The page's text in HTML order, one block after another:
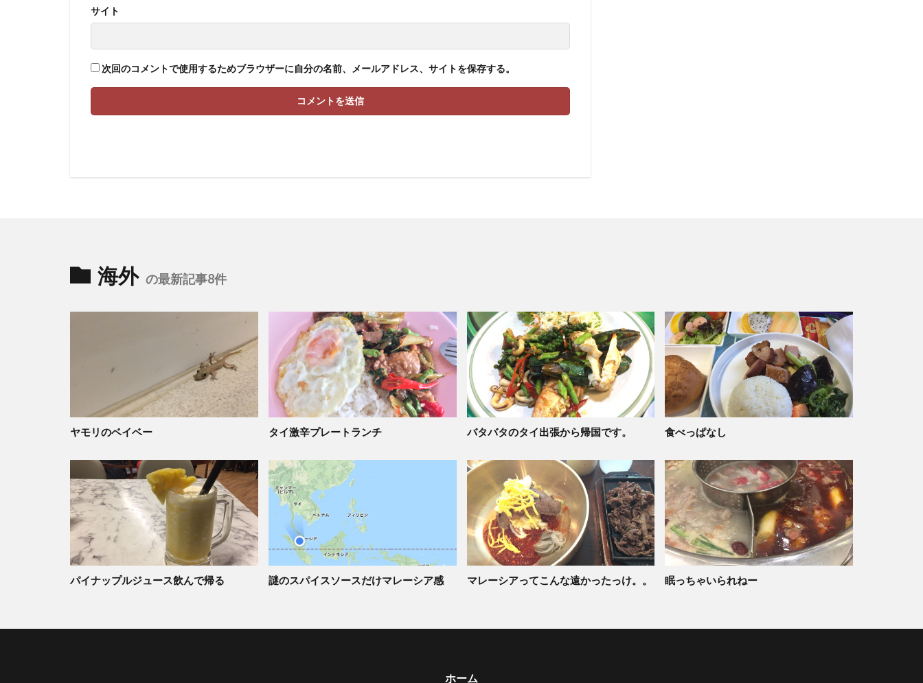
サイト
次回のコメントで使用するためブラウザーに自分の名前、メールアドレス、サイトを保存する。
海外 の最新記事8件
ヤモリのベイベー タイ激辛プレートランチ バタバタのタイ出張から帰国です。 食べっぱなし
パイナップルジュース飲んで帰る 謎のスパイスソースだけマレーシア感 マレーシアってこんな遠かったっけ。。 眠っちゃいられねー
ホーム